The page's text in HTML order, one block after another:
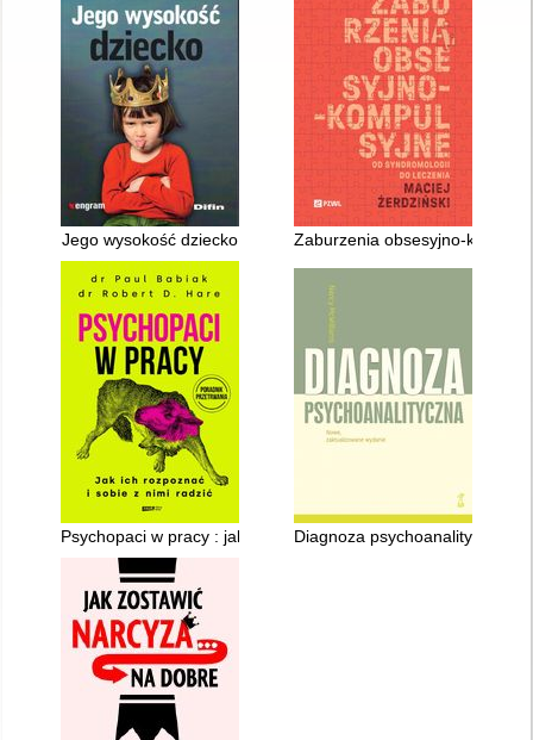
Jego wysokość dziecko Zaburzenia obsesyjno-
Psychopaci w pracy : jak ich rozpoznać i sobie z nimi radzić
Diagnoza psychoanalityczna